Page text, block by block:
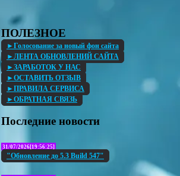
ПОЛЕЗНОЕ
►Голосование за новый фон сайта
►ЛЕНТА ОБНОВЛЕНИЙ САЙТА
►ЗАРАБОТОК У НАС
►ОСТАВИТЬ ОТЗЫВ
►ПРАВИЛА СЕРВИСА
►ОБРАТНАЯ СВЯЗЬ
Последние новости
31/07/2026[19:56:25]
"Обновление до 5.3 Build 547"